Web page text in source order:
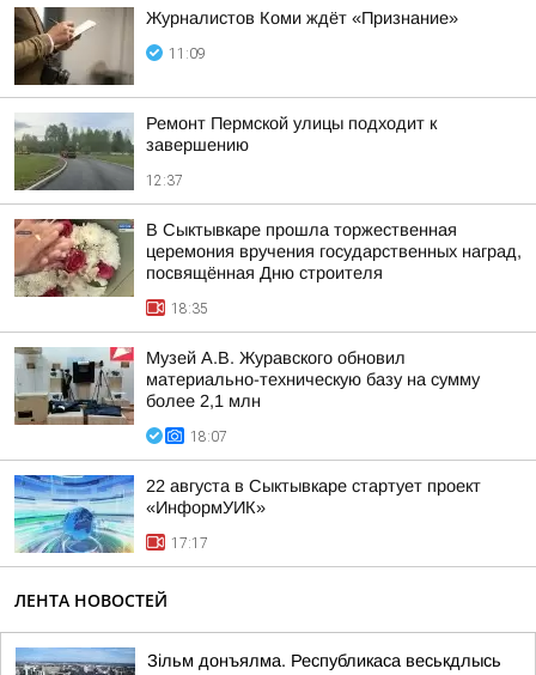
Журналистов Коми ждёт «Признание»
11:09
Ремонт Пермской улицы подходит к
завершению
12:37
В Сыктывкаре прошла торжественная
церемония вручения государственных наград,
посвящённая Дню строителя
18:35
Музей А.В. Журавского обновил
материально-техническую базу на сумму
более 2,1 млн
18:07
22 августа в Сыктывкаре стартует проект
«ИнформУИК»
17:17
ЛЕНТА НОВОСТЕЙ
Зільм донъялма. Республикаса веськдлысь